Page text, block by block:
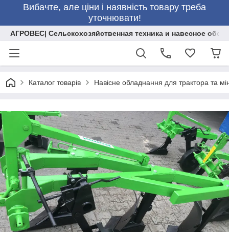
Вибачте, але ціни і наявність товару треба
уточнювати!
АГРОВЕС| Сельскохозяйственная техника и навесное
Каталог товарів Навісне обладнання для трактора та